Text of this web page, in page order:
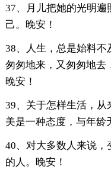
37、月儿把她的光明遍
己。晚安！
38、人生，总是始料
匆匆地来，又匆匆地去
晚安！
39、关于怎样生活，
美是一种态度，与年龄
40、对大多数人来说
的人。晚安！